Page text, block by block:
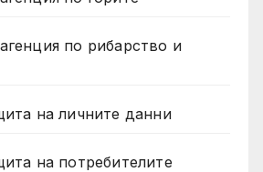
по рибарство и
на личните данни
на потребителите